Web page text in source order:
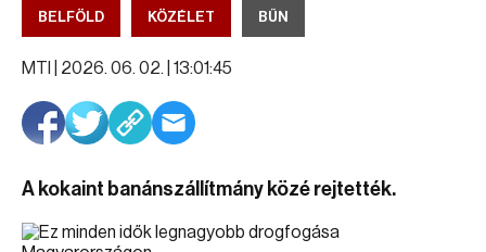
BELFÖLD KÖZÉLET BŰN
MTI | 2026. 06. 02. | 13:01:45
A kokaint banánszállítmány közé rejtették.